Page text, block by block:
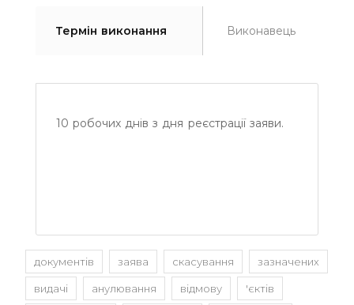
Термін виконання Виконавець
10 робочих днів з дня реєстрації заяви.
документів заява скасування зазначених
видачі анулювання відмову 'єктів